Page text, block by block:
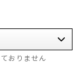
おりません